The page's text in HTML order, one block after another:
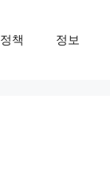
정책 정보